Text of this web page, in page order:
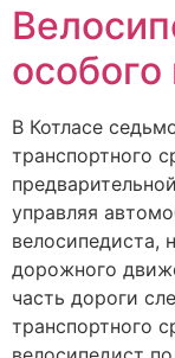
В Котласе
транспортного
управляя
велосипедиста,
дорожного
часть дороги
транспортного